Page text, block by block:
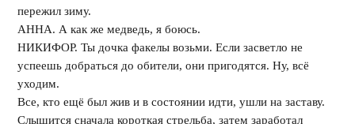
пережил зиму.
АННА. А как же медведь, я боюсь.
НИКИФОР. Ты дочка факелы возьми. Если засветло не
успеешь добраться до обители, они пригодятся. Ну, всё
уходим.
Все, кто ещё был жив и в состоянии идти, ушли на заставу.
Слышится сначала короткая стрельба, затем заработал